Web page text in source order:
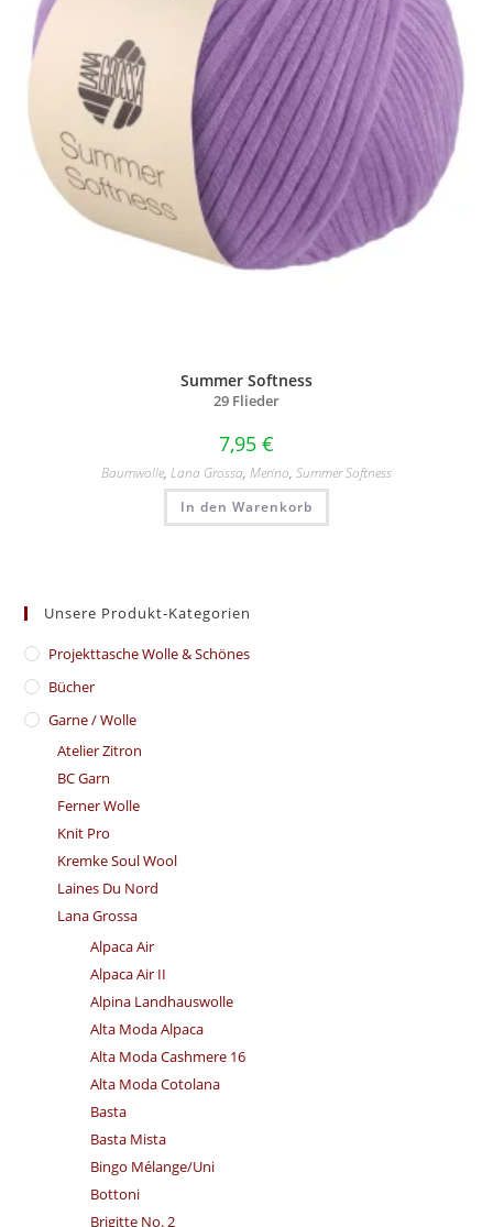
Summer Softness
29 Flieder
7,95 €
Baumwolle, Lana Grossa, Merino, Summer Softness
In den Warenkorb
Unsere Produkt-Kategorien
​Projekttasche Wolle & Schönes
Bücher
Garne / Wolle
Atelier Zitron
BC Garn
Ferner Wolle
Knit Pro
Kremke Soul Wool
Laines Du Nord
Lana Grossa
Alpaca Air
Alpaca Air II
Alpina Landhauswolle
Alta Moda Alpaca
Alta Moda Cashmere 16
Alta Moda Cotolana
Basta
Basta Mista
Bingo Mélange/​Uni
Bottoni
Brigitte No. 2